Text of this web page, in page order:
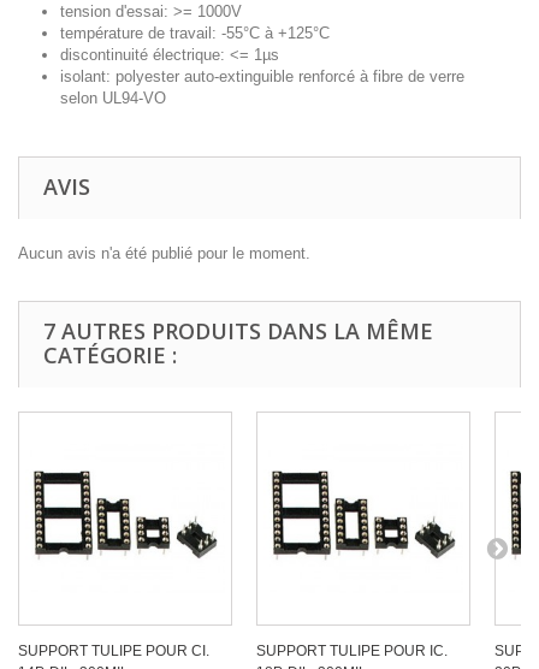
tension d'essai: >= 1000V
température de travail: -55°C à +125°C
discontinuité électrique: <= 1µs
isolant: polyester auto-extinguible renforcé à fibre de verre
selon UL94-VO
AVIS
Aucun avis n'a été publié pour le moment.
7 AUTRES PRODUITS DANS LA MÊME
CATÉGORIE :
SUPPORT TULIPE POUR CI.
SUPPORT TULIPE POUR IC.